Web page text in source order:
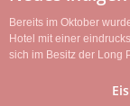
Bereits im Oktober
Hotel mit einer
sich im Besitz der Long